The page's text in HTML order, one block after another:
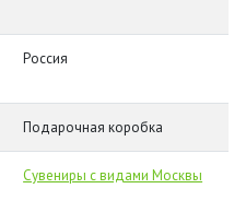
Россия
Подарочная коробка
Сувениры с видами Москвы